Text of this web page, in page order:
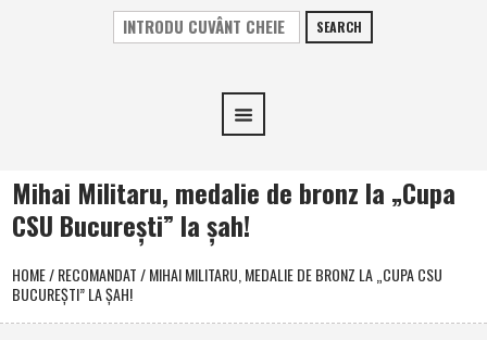
SEARCH
Mihai Militaru, medalie de bronz la „Cupa
CSU Bucureşti” la şah!
HOME/RECOMANDAT/MIHAI MILITARU, MEDALIE DE BRONZ LA „CUPA CSU
BUCUREŞTI” LA ŞAH!